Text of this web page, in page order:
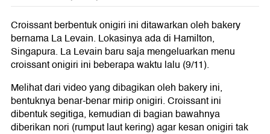
Croissant berbentuk onigiri ini ditawarkan oleh bakery
bernama La Levain. Lokasinya ada di Hamilton,
Singapura. La Levain baru saja mengeluarkan menu
croissant onigiri ini beberapa waktu lalu (9/11).
Melihat dari video yang dibagikan oleh bakery ini,
bentuknya benar-benar mirip onigiri. Croissant ini
dibentuk segitiga, kemudian di bagian bawahnya
diberikan nori (rumput laut kering) agar kesan onigiri tak